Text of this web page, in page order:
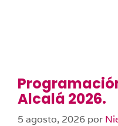
Alcalá 2026.
5 agosto, 2026 por